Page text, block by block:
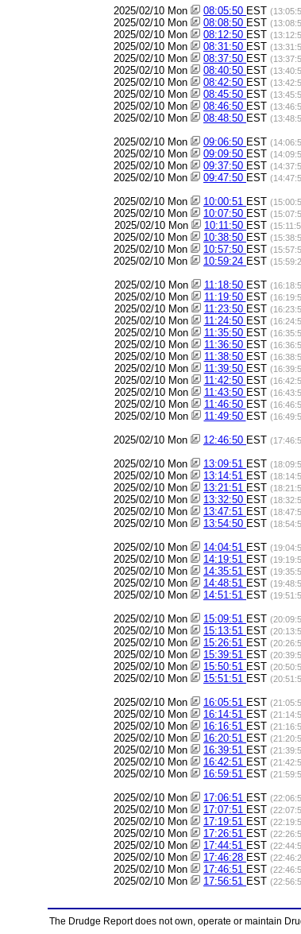
2025/02/10 Mon 08:05:50 EST
2025/02/10 Mon 08:08:50 EST
2025/02/10 Mon 08:12:50 EST
2025/02/10 Mon 08:31:50 EST
2025/02/10 Mon 08:37:50 EST
2025/02/10 Mon 08:40:50 EST
2025/02/10 Mon 08:42:50 EST
2025/02/10 Mon 08:45:50 EST
2025/02/10 Mon 08:46:50 EST
2025/02/10 Mon 08:48:50 EST
2025/02/10 Mon 09:06:50 EST
2025/02/10 Mon 09:09:50 EST
2025/02/10 Mon 09:37:50 EST
2025/02/10 Mon 09:47:50 EST
2025/02/10 Mon 10:00:51 EST
2025/02/10 Mon 10:07:50 EST
2025/02/10 Mon 10:11:50 EST
2025/02/10 Mon 10:38:50 EST
2025/02/10 Mon 10:57:50 EST
2025/02/10 Mon 10:59:24 EST
2025/02/10 Mon 11:18:50 EST
2025/02/10 Mon 11:19:50 EST
2025/02/10 Mon 11:23:50 EST
2025/02/10 Mon 11:24:50 EST
2025/02/10 Mon 11:35:50 EST
2025/02/10 Mon 11:36:50 EST
2025/02/10 Mon 11:38:50 EST
2025/02/10 Mon 11:39:50 EST
2025/02/10 Mon 11:42:50 EST
2025/02/10 Mon 11:43:50 EST
2025/02/10 Mon 11:46:50 EST
2025/02/10 Mon 11:49:50 EST
2025/02/10 Mon 12:46:50 EST
2025/02/10 Mon 13:09:51 EST
2025/02/10 Mon 13:14:51 EST
2025/02/10 Mon 13:21:51 EST
2025/02/10 Mon 13:32:50 EST
2025/02/10 Mon 13:47:51 EST
2025/02/10 Mon 13:54:50 EST
2025/02/10 Mon 14:04:51 EST
2025/02/10 Mon 14:19:51 EST
2025/02/10 Mon 14:35:51 EST
2025/02/10 Mon 14:48:51 EST
2025/02/10 Mon 14:51:51 EST
2025/02/10 Mon 15:09:51 EST
2025/02/10 Mon 15:13:51 EST
2025/02/10 Mon 15:26:51 EST
2025/02/10 Mon 15:39:51 EST
2025/02/10 Mon 15:50:51 EST
2025/02/10 Mon 15:51:51 EST
2025/02/10 Mon 16:05:51 EST
2025/02/10 Mon 16:14:51 EST
2025/02/10 Mon 16:16:51 EST
2025/02/10 Mon 16:20:51 EST
2025/02/10 Mon 16:39:51 EST
2025/02/10 Mon 16:42:51 EST
2025/02/10 Mon 16:59:51 EST
2025/02/10 Mon 17:06:51 EST
2025/02/10 Mon 17:07:51 EST
2025/02/10 Mon 17:19:51 EST
2025/02/10 Mon 17:26:51 EST
2025/02/10 Mon 17:44:51 EST
2025/02/10 Mon 17:46:28 EST
2025/02/10 Mon 17:46:51 EST
2025/02/10 Mon 17:56:51 EST
The Drudge Report does not own, operate or maintain